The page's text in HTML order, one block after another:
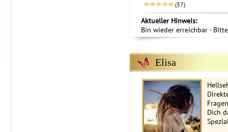
(37)
Aktueller Hinweis:
Bin wieder erreichbar -
Elisa
Dich